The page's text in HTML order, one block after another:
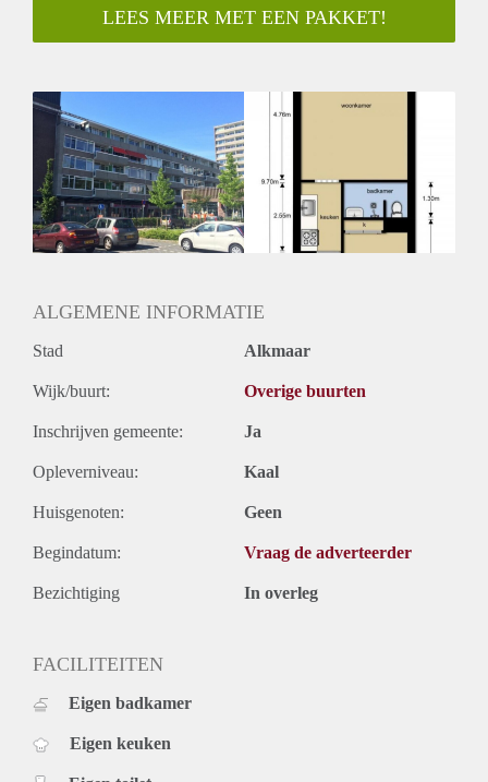
Garantiestelling mogelijk: Nee
Borg: 1 Maand
Huisdieren toegestaan: Afhankelijk van de Eigenaar
Huurtoeslag grens: Ja
Geschikt voor studenten: Afhankelijk van de Eigenaar
LEES MEER MET EEN PAKKET!
ALGEMENE INFORMATIE
Stad Alkmaar
Wijk/buurt: Overige buurten
Inschrijven gemeente: Ja
Opleverniveau: Kaal
Huisgenoten: Geen
Begindatum: Vraag de adverteerder
Bezichtiging In overleg
FACILITEITEN
Eigen badkamer
Eigen keuken